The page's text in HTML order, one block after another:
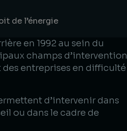
de l’énergie
en 1992 au sein du
champs d’intervention
entreprises en difficulté
d’intervenir dans
ou dans le cadre de